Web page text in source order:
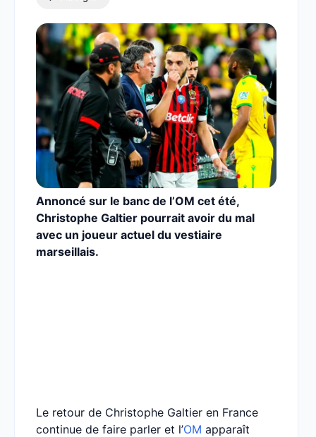
Annoncé sur le banc de l’OM cet été,
Christophe Galtier pourrait avoir du mal
avec un joueur actuel du vestiaire
marseillais.
Le retour de Christophe Galtier en France
continue de faire parler et l’OM apparaît